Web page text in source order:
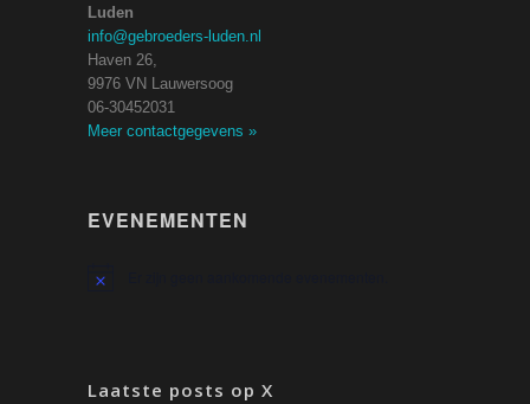
Luden
info@gebroeders-luden.nl
Haven 26,
9976 VN Lauwersoog
06-30452031
Meer contactgegevens »
EVENEMENTEN
Bericht
Laatste posts op X